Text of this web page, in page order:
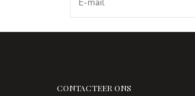
CONTACTEER ONS